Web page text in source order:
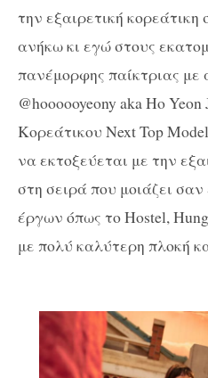
την εξαιρετική κορεάτικη
ανήκω κι εγώ στους
πανέμορφης παίκτριας με
@hoooooyeony aka Ho
Κορεάτικου Νext Top
να εκτοξεύεται με την
στη σειρά που μοιάζει
έργων όπως το Hostel,
με πολύ καλύτερη πλοκή